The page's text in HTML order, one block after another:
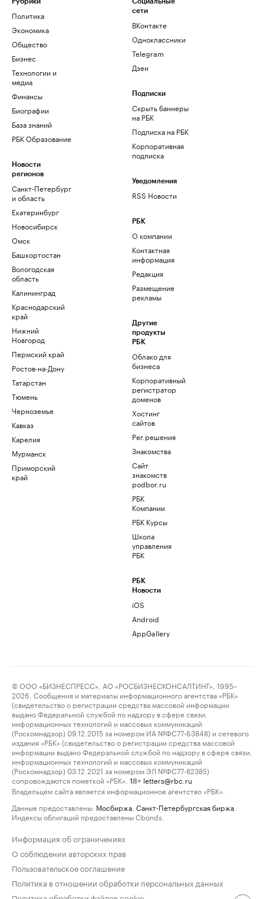
Политика
Экономика
Общество
Бизнес
Технологии и
медиа
Финансы
Биографии
База знаний
РБК Образование
Новости
регионов
Санкт-Петербург
и область
Екатеринбург
Новосибирск
Омск
Башкортостан
Вологодская
область
Калининград
Краснодарский
край
Нижний
Новгород
Пермский край
Ростов-на-Дону
Татарстан
Тюмень
Черноземье
Кавказ
Карелия
Мурманск
Приморский
край
сети
ВКонтакте
Одноклассники
Telegram
Дзен
Подписки
Скрыть баннеры
на РБК
Подписка на РБК
Корпоративная
подписка
Уведомления
RSS Новости
РБК
О компании
Контактная
информация
Редакция
Размещение
рекламы
Другие
продукты
РБК
Облако для
бизнеса
Корпоративный
регистратор
доменов
Хостинг
сайтов
Рег.решения
Знакомства
Сайт
знакомств
podbor.ru
РБК
Компании
РБК Курсы
Школа
управления
РБК
РБК
Новости
iOS
Android
AppGallery
© ООО «БИЗНЕСПРЕСС», АО «РОСБИЗНЕСКОНСАЛТИНГ», 1995–
2026. Сообщения и материалы информационного агентства «РБК»
(свидетельство о регистрации средства массовой информации
выдано Федеральной службой по надзору в сфере связи,
информационных технологий и массовых коммуникаций
(Роскомнадзор) 09.12.2015 за номером ИА №ФС77-63848) и сетевого
издания «РБК» (свидетельство о регистрации средства массовой
информации выдано Федеральной службой по надзору в сфере связи,
информационных технологий и массовых коммуникаций
(Роскомнадзор) 03.12.2021 за номером ЭЛ №ФС77-82385)
сопровождаются пометкой «РБК».
18+ letters@rbc.ru
Владельцем сайта является информационное агентство «РБК».
Данные предоставлены: Мосбиржа Санкт-Петербургская биржа
Индексы облигаций предоставлены Cbonds.
Информация об ограничениях
О соблюдении авторских прав
Пользовательское соглашение
Политика в отношении обработки персональных данных